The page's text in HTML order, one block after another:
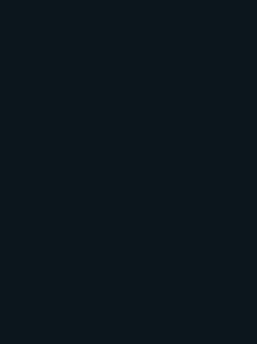
Raad van 19 november 1996
inzake bevrachting en prijsvorming in
goederenvervoer over
Gemeenschap regelt op geen enkele
bevrachtingsmakelaars, of van die
over de middelen te beschikken om
de binnenwateren uit te voeren,
om een dergelijk transport
te doen op de diensten van een
richtlijn zich op geen enkele wijze
die een persoon die niet aan de
gehanteerde definitie van
of exploitant van één of meer
een vervoersovereenkomst te
van vervoerder.
bestaat de opdracht van de
voor rekening van een inlader een
betrokken goederen geschikt
met de binnenschipper de